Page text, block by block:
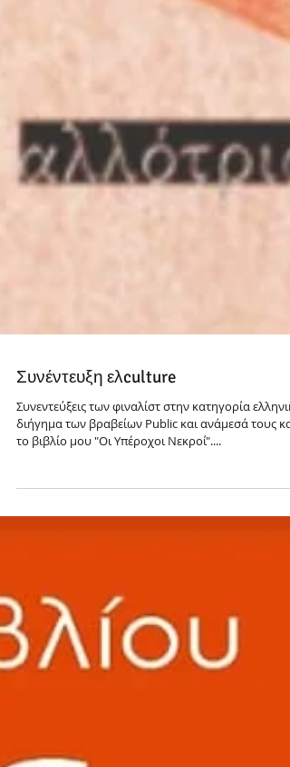
Συνέντευξη ελculture
Συνεντεύξεις των φιναλίστ στην κατηγορία
το βιβλίο μου "Οι Υπέροχοι Νεκροί"....